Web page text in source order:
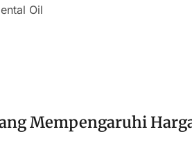
Oil
Mempengaruhi